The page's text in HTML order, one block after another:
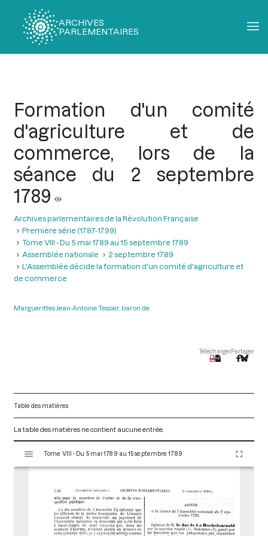
ARCHIVES
PARLEMENTAIRES
Formation d'un comité
d'agriculture et de
commerce, lors de la
séance du 2 septembre
1789
Archives parlementaires de la Révolution Française
Première série (1787-1799)
Tome VIII - Du 5 mai 1789 au 15 septembre 1789
Assemblée nationale
2 septembre 1789
L'Assemblée décide la formation d'un comité d'agriculture et
de commerce
Marguerittes Jean-Antoine Tessier, baron de
TéléchargerPartager
Table des matières
La table des matières ne contient aucune entrée.
s
Tome VIII - Du 5 mai 1789 au 15 septembre 1789